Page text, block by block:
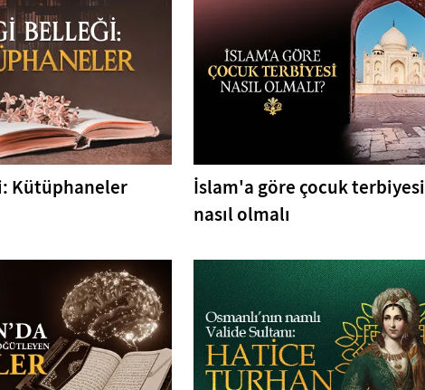
Kütüphaneler
İslam'a göre çocuk terbiyesi
nasıl olmalı